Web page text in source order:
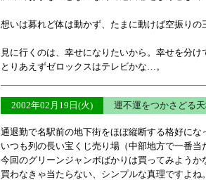
想いは募れど体は動かず、たまに動けば空振り
見に行くのは、幸せになりたいから。幸せを分
とりあえずゼロックスはテレビかな…。
2002年02月19日(火) 運不運をつかさどる
通退勤で名駅前の地下街をほぼ縦断する格好にな
いつも列の長い宝くじ売り場（中部地方で一番
今回のグリーンジャンボばかりは買ってみようか
買わなきゃ当たらない、シンプルな真理ですよね